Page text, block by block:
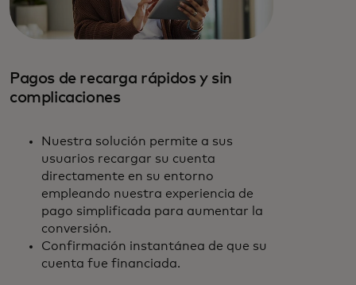
Pagos de recarga rápidos y sin
complicaciones
Nuestra solución permite a sus
usuarios recargar su cuenta
directamente en su entorno
empleando nuestra experiencia de
pago simplificada para aumentar la
conversión.
Confirmación instantánea de que su
cuenta fue financiada.